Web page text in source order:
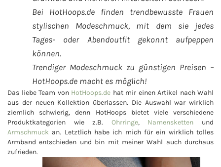
Bei HotHoops.de finden trendbewusste Frauen
stylischen Modeschmuck, mit dem sie jedes
Tages- oder Abendoutfit gekonnt aufpeppen
können.
Trendiger Modeschmuck zu günstigen Preisen –
HotHoops.de macht es möglich!
Das liebe Team von HotHoops.de hat mir einen Artikel nach Wahl
aus der neuen Kollektion überlassen. Die Auswahl war wirklich
ziemlich schwierig, denn HotHoops bietet viele verschiedene
Produktkategorien wie z.B. Ohrringe, Namensketten und
Armschmuck an. Letztlich habe ich mich für ein wirklich tolles
Armband entschieden und bin mit meiner Wahl auch durchaus
zufrieden.